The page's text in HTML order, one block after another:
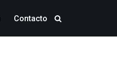
Contacto